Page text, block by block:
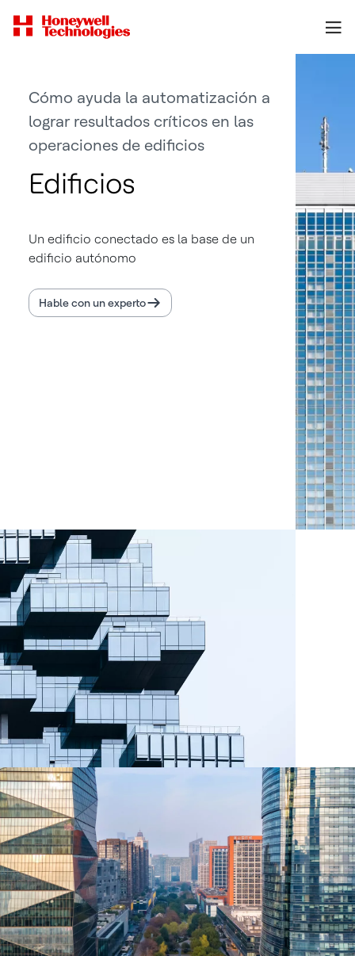
Cómo ayuda la automatización a
lograr resultados críticos en las
operaciones de edificios
Edificios
Un edificio conectado es la base de un
edificio autónomo
Hable con un experto